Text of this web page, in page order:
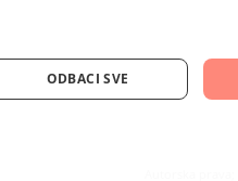
ODBACI SVE